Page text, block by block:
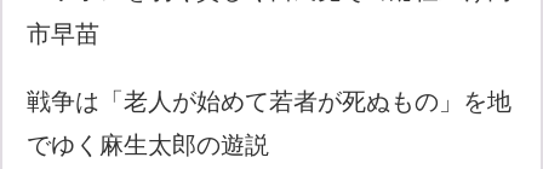
市早苗
戦争は「老人が始めて若者が死ぬもの」を地
でゆく麻生太郎の遊説